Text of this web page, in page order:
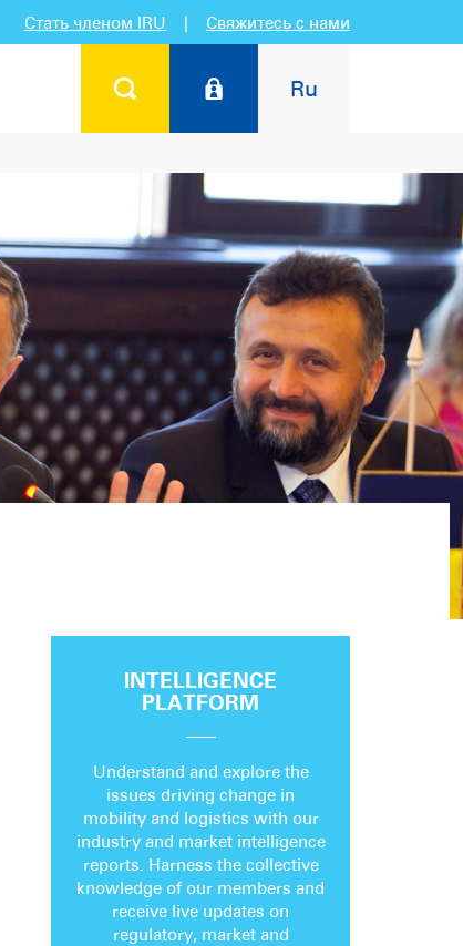
Стать членом IRU | Свяжитесь с нами
Ru
INTELLIGENCE
PLATFORM
Understand and explore the
issues driving change in
mobility and logistics with our
industry and market intelligence
reports. Harness the collective
knowledge of our members and
receive live updates on
regulatory, market and